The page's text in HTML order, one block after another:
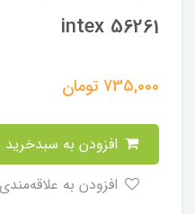
intex 56261
735,000تومان